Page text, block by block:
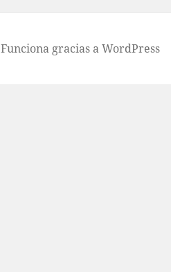
Funciona gracias a WordPress